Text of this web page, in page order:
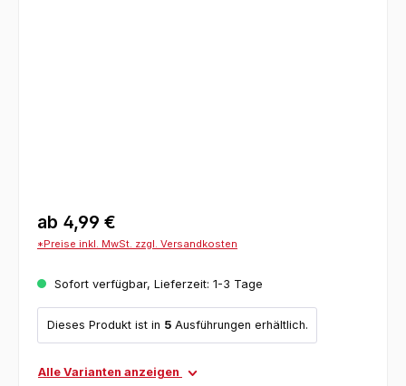
ab 4,99 €
*Preise inkl. MwSt. zzgl. Versandkosten
Sofort verfügbar, Lieferzeit: 1-3 Tage
Dieses Produkt ist in 5Ausführungen erhältlich.
Alle Varianten anzeigen